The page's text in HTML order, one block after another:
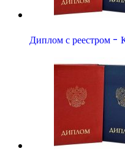
Диплом с реестром -